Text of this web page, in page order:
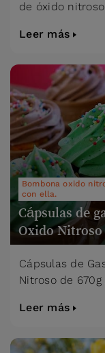
de óxido
Leer más
Bombona oxido
con ella.
Cápsulas de
Oxido Nitroso
Cápsulas de
Nitroso de
Leer más